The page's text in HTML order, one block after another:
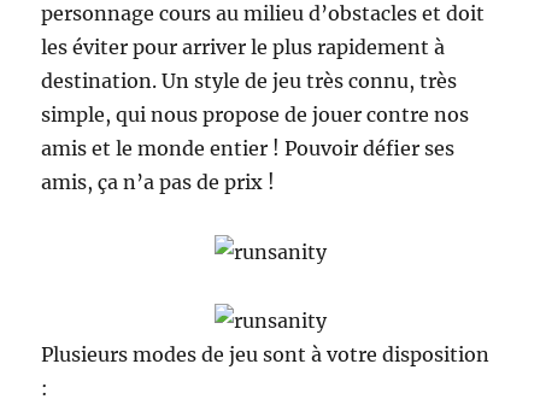
personnage cours au milieu d’obstacles et doit
les éviter pour arriver le plus rapidement à
destination. Un style de jeu très connu, très
simple, qui nous propose de jouer contre nos
amis et le monde entier ! Pouvoir défier ses
amis, ça n’a pas de prix !
Plusieurs modes de jeu sont à votre disposition
: